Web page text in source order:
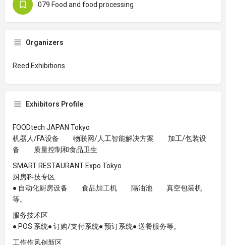
079 Food and food processing
Organizers
Reed Exhibitions
Exhibitors Profile
FOODtech JAPAN Tokyo
机器人/FA设备 物联网/人工智能解决方案 加工/包装设
备 质量控制和食品卫生
SMART RESTAURANT Expo Tokyo
厨房科技专区
● 自动化厨房设备 食品加工机 隔油池 真空包装机
等。
服务技术区
● POS 系统● 订购/支付系统● 预订系统● 送餐服务等。
工作作风创新区